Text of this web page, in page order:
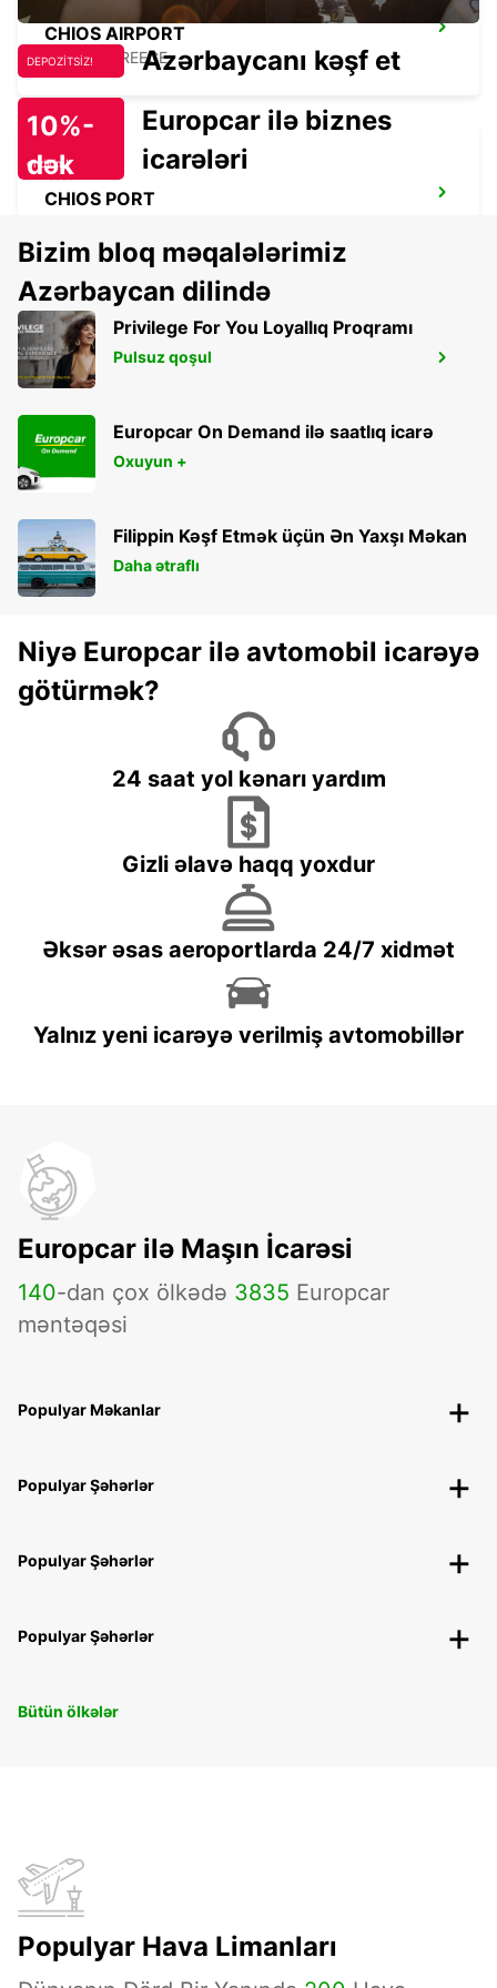
CHIOS AIRPORT
CHIOS - GREECE
CHIOS PORT
LESVOS CITY
LESVOS - GREECE
DEPOZİTSİZ! Azərbaycanı kəşf et
10%-
dək
endirim!
Europcar ilə biznes
icarələri
Bizim bloq məqalələrimiz
Azərbaycan dilində
Privilege For You Loyallıq Proqramı
Pulsuz qoşul
Europcar On Demand ilə saatlıq icarə
Oxuyun +
Filippin Kəşf Etmək üçün Ən Yaxşı Məkan
Daha ətraflı
Niyə Europcar ilə avtomobil icarəyə
götürmək?
24 saat yol kənarı yardım
Gizli əlavə haqq yoxdur
Əksər əsas aeroportlarda 24/7 xidmət
Yalnız yeni icarəyə verilmiş avtomobillər
Europcar ilə Maşın İcarəsi
140-dan çox ölkədə 3835 Europcar
məntəqəsi
Populyar Məkanlar
Populyar Şəhərlər
Populyar Şəhərlər
Populyar Şəhərlər
Bütün ölkələr
Populyar Hava Limanları